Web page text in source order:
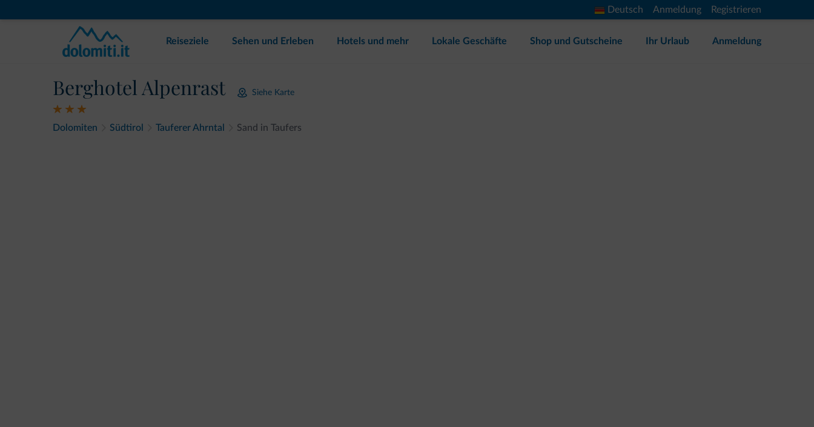
Deutsch Anmeldung Registrieren
Reiseziele Sehen und Erleben Hotels und mehr Lokale Geschäfte Shop und Gutscheine Ihr Urlaub Anmeldung
Berghotel Alpenrast Siehe Karte
Dolomiten Südtirol Tauferer Ahrntal Sand in Taufers